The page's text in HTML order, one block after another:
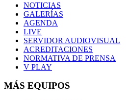
NOTICIAS
GALERÍAS
AGENDA
LIVE
SERVIDOR AUDIOVISUAL
ACREDITACIONES
NORMATIVA DE PRENSA
V PLAY
MÁS EQUIPOS